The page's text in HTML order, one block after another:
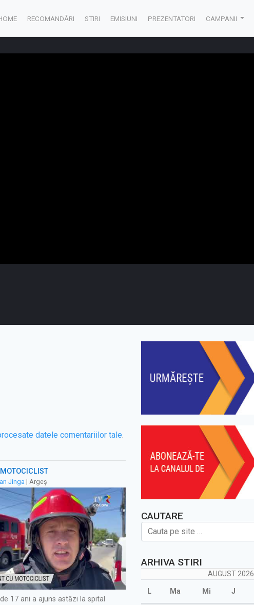
RECOMANDĂRI STIRI EMISIUNI PREZENTATORI CAMPANII
datele comentariilor tale
Jinga | Argeș
17 ani a ajuns astăzi la spital
CAUTARE
ARHIVA STIRI
AUGUST 2026
L Ma Mi J